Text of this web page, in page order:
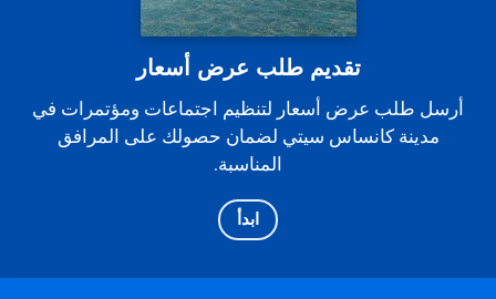
تقديم طلب عرض أسعار
أرسل طلب عرض أسعار لتنظيم اجتماعات ومؤتمرات في
مدينة كانساس سيتي لضمان حصولك على المرافق
المناسبة.
ابدأ